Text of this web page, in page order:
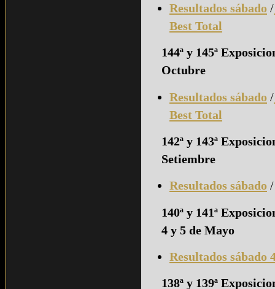
Resultados sábado /
Best Total
144ª y 145ª
Octubre
Resultados sábado /
Best Total
142ª y 143ª
Setiembre
Resultados sábado
140ª y 141ª
4 y 5 de Mayo
Resultados sábado
138ª y 139ª